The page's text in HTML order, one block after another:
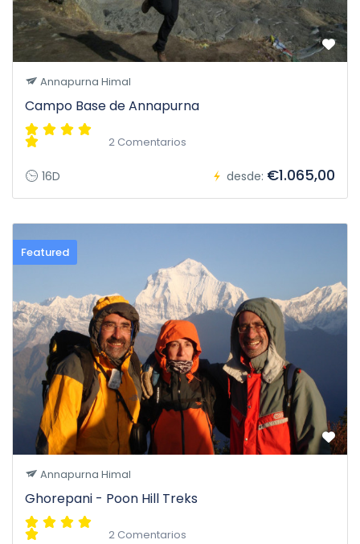
Annapurna Himal
Campo Base de Annapurna
2 Comentarios
16D desde: €1.065,00
Featured
Annapurna Himal
Ghorepani - Poon Hill Treks
2 Comentarios